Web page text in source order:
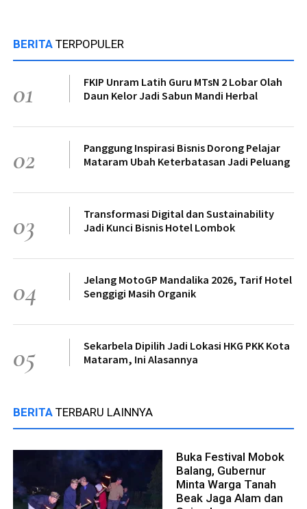
BERITA TERPOPULER
01
FKIP Unram Latih Guru MTsN 2 Lobar Olah
Daun Kelor Jadi Sabun Mandi Herbal
02
Panggung Inspirasi Bisnis Dorong Pelajar
Mataram Ubah Keterbatasan Jadi Peluang
03
Transformasi Digital dan Sustainability
Jadi Kunci Bisnis Hotel Lombok
04
Jelang MotoGP Mandalika 2026, Tarif Hotel
Senggigi Masih Organik
05
Sekarbela Dipilih Jadi Lokasi HKG PKK Kota
Mataram, Ini Alasannya
BERITA TERBARU LAINNYA
Buka Festival Mobok
Balang, Gubernur
Minta Warga Tanah
Beak Jaga Alam dan